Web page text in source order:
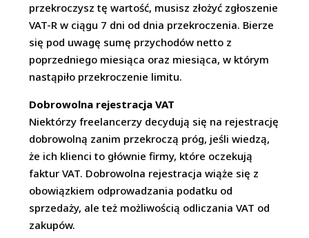
przekroczysz tę wartość, musisz złożyć zgłoszenie
VAT-R w ciągu 7 dni od dnia przekroczenia. Bierze
się pod uwagę sumę przychodów netto z
poprzedniego miesiąca oraz miesiąca, w którym
nastąpiło przekroczenie limitu.
Dobrowolna rejestracja VAT
Niektórzy freelancerzy decydują się na rejestrację
dobrowolną zanim przekroczą próg, jeśli wiedzą,
że ich klienci to głównie firmy, które oczekują
faktur VAT. Dobrowolna rejestracja wiąże się z
obowiązkiem odprowadzania podatku od
sprzedaży, ale też możliwością odliczania VAT od
zakupów.